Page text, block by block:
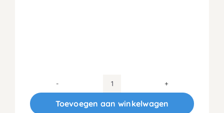
EcoLatex
Pocket
Toevoegen aan winkelwagen